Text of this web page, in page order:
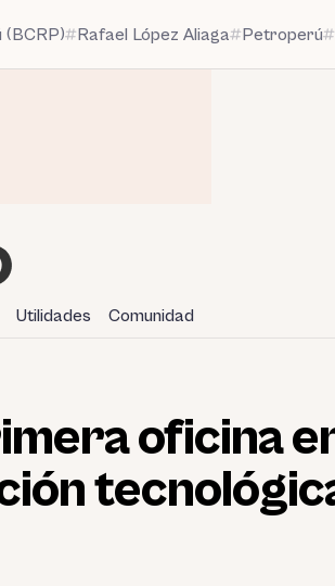
(BCRP) Rafael López Aliaga Petroperú
Utilidades Comunidad
oficina